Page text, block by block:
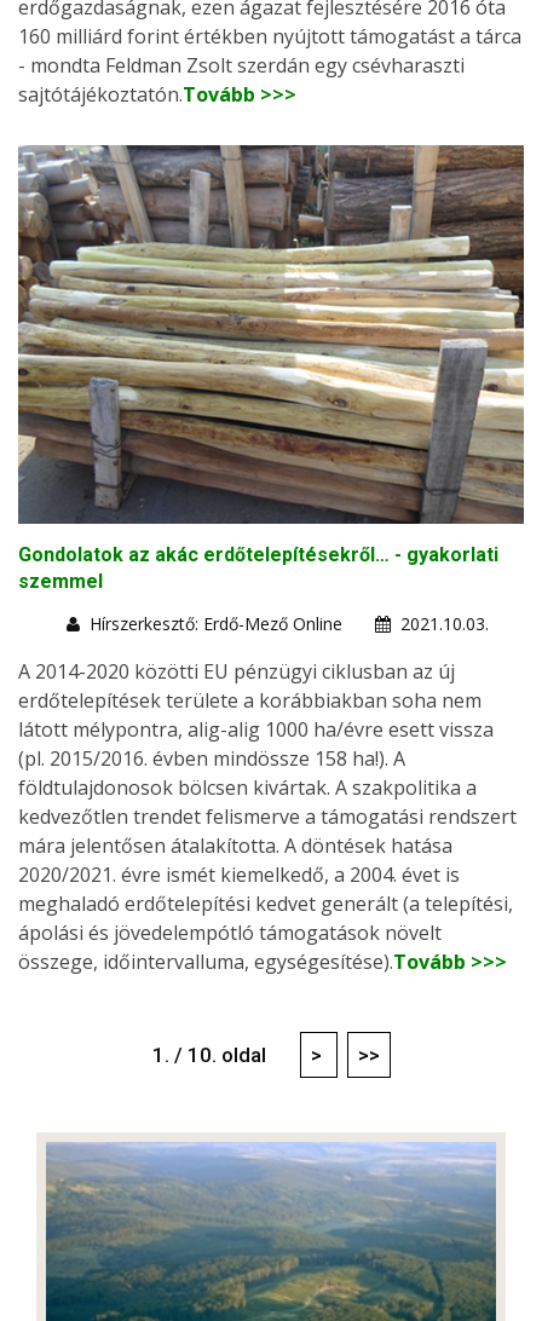
erdőgazdaságnak, ezen ágazat fejlesztésére 2016 óta
160 milliárd forint értékben nyújtott támogatást a tárca
- mondta Feldman Zsolt szerdán egy csévharaszti
sajtótájékoztatón.Tovább >>>
Gondolatok az akác erdőtelepítésekről… - gyakorlati
szemmel
Hírszerkesztő: Erdő-Mező Online
2021.10.03.
A 2014-2020 közötti EU pénzügyi ciklusban az új
erdőtelepítések területe a korábbiakban soha nem
látott mélypontra, alig-alig 1000 ha/évre esett vissza
(pl. 2015/2016. évben mindössze 158 ha!). A
földtulajdonosok bölcsen kivártak. A szakpolitika a
kedvezőtlen trendet felismerve a támogatási rendszert
mára jelentősen átalakította. A döntések hatása
2020/2021. évre ismét kiemelkedő, a 2004. évet is
meghaladó erdőtelepítési kedvet generált (a telepítési,
ápolási és jövedelempótló támogatások növelt
összege, időintervalluma, egységesítése).Tovább >>>
1. / 10. oldal > >>